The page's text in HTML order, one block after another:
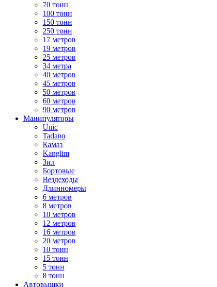
70 тонн
100 тонн
150 тонн
250 тонн
17 метров
19 метров
25 метров
34 метра
40 метров
45 метров
50 метров
60 метров
90 метров
Манипуляторы
Unic
Tadano
Камаз
Kanglim
Зил
Бортовые
Вездеходы
Длинномеры
6 метров
8 метров
10 метров
12 метров
16 метров
20 метров
10 тонн
15 тонн
5 тонн
8 тонн
Автовышки